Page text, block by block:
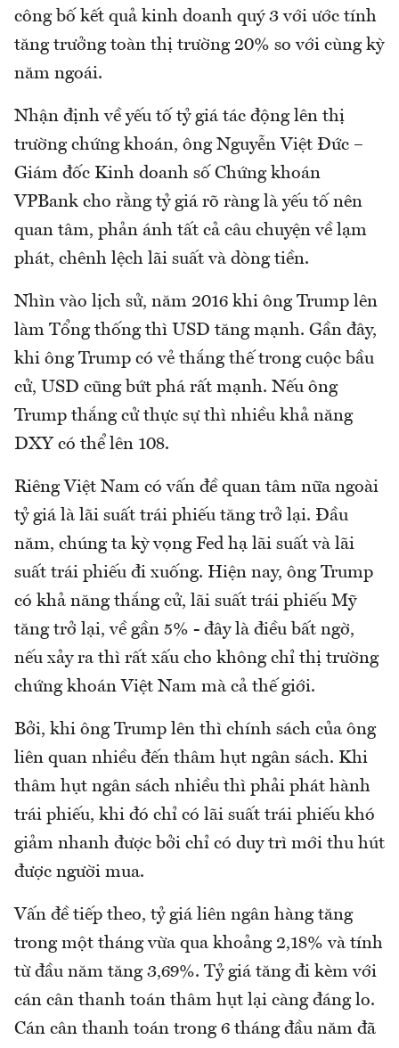
công bố kết quả kinh doanh quý 3 với ước tính
tăng trưởng toàn thị trường 20% so với cùng kỳ
năm ngoái.
Nhận định về yếu tố tỷ giá tác động lên thị
trường chứng khoán, ông Nguyễn Việt Đức –
Giám đốc Kinh doanh số Chứng khoán
VPBank cho rằng tỷ giá rõ ràng là yếu tố nên
quan tâm, phản ánh tất cả câu chuyện về lạm
phát, chênh lệch lãi suất và dòng tiền.
Nhìn vào lịch sử, năm 2016 khi ông Trump lên
làm Tổng thống thì USD tăng mạnh. Gần đây,
khi ông Trump có vẻ thắng thế trong cuộc bầu
cử, USD cũng bứt phá rất mạnh. Nếu ông
Trump thắng cử thực sự thì nhiều khả năng
DXY có thể lên 108.
Riêng Việt Nam có vấn đề quan tâm nữa ngoài
tỷ giá là lãi suất trái phiếu tăng trở lại. Đầu
năm, chúng ta kỳ vọng Fed hạ lãi suất và lãi
suất trái phiếu đi xuống. Hiện nay, ông Trump
có khả năng thắng cử, lãi suất trái phiếu Mỹ
tăng trở lại, về gần 5% - đây là điều bất ngờ,
nếu xảy ra thì rất xấu cho không chỉ thị trường
chứng khoán Việt Nam mà cả thế giới.
Bởi, khi ông Trump lên thì chính sách của ông
liên quan nhiều đến thâm hụt ngân sách. Khi
thâm hụt ngân sách nhiều thì phải phát hành
trái phiếu, khi đó chỉ có lãi suất trái phiếu khó
giảm nhanh được bởi chỉ có duy trì mới thu hút
được người mua.
Vấn đề tiếp theo, tỷ giá liên ngân hàng tăng
trong một tháng vừa qua khoảng 2,18% và tính
từ đầu năm tăng 3,69%. Tỷ giá tăng đi kèm với
cán cân thanh toán thâm hụt lại càng đáng lo.
Cán cân thanh toán trong 6 tháng đầu năm đã